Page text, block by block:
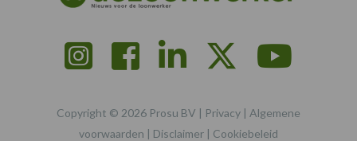
Copyright © 2026 Prosu BV | Privacy | Algemene
voorwaarden | Disclaimer | Cookiebeleid